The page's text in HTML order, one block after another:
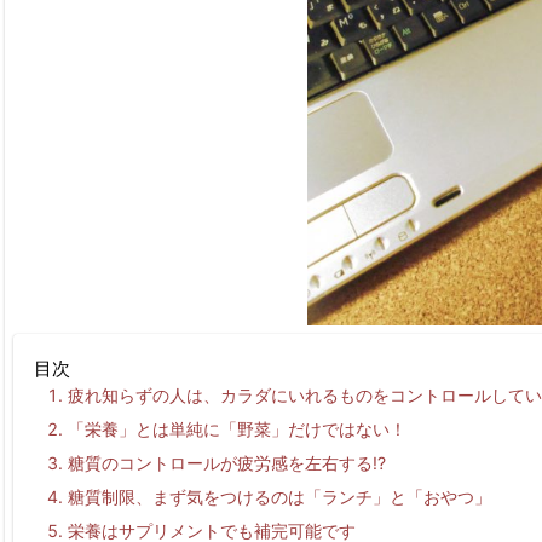
目次
疲れ知らずの人は、カラダにいれるものをコントロールして
「栄養」とは単純に「野菜」だけではない！
糖質のコントロールが疲労感を左右する!?
糖質制限、まず気をつけるのは「ランチ」と「おやつ」
栄養はサプリメントでも補完可能です